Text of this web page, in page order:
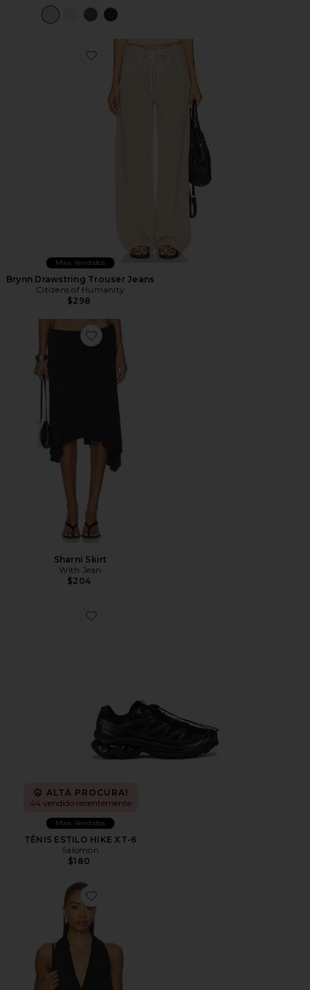
Favorite Brynn Drawstring Trouser Jeans
Mais Vendidos
Brynn Drawstring Trouser Jeans
Citizens of Humanity
$298
Favorite Sharni Skirt
Sharni Skirt
With Jean
$204
Favorite TÊNIS ESTILO HIKE XT-6
ALTA PROCURA!
44 vendido recentemente
Mais Vendidos
TÊNIS ESTILO HIKE XT-6
Salomon
$180
Favorite Sharni Top